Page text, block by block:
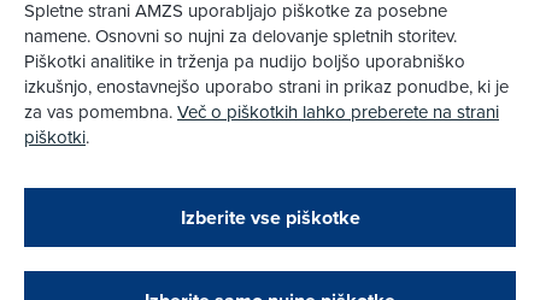
Zapri
Podarjamo vam 10 €!
Obstoječi in novi AMZS člani, ki boste v AMZS
opravili registracijo vozila, boste prejeli
Tehnika
Pravni vidiki
Piškotki
Pravno obvestilo
Pri spletni včlanitvi so podprta naslednja plačilna sredstva:
Spletne strani AMZS uporabljajo piškotke za posebne
namene. Osnovni so nujni za delovanje spletnih storitev.
Piškotki analitike in trženja pa nudijo boljšo uporabniško
izkušnjo, enostavnejšo uporabo strani in prikaz ponudbe, ki je
za vas pomembna.Več o piškotkih lahko preberete na strani
piškotki.
Izberite vse piškotke